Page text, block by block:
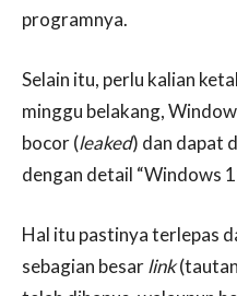
programnya.
Selain itu, perlu kalian
minggu belakang,
bocor (leaked) dan dapat
dengan detail “Windows
Hal itu pastinya terlepas
sebagian besarlink